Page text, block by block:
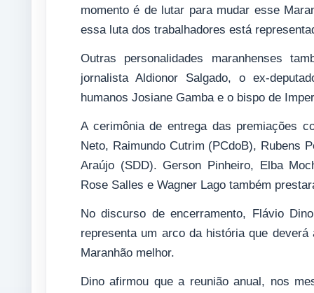
momento é de lutar para mudar esse
essa luta dos trabalhadores está
Outras personalidades maranhenses
jornalista Aldionor Salgado, o ex-
humanos Josiane Gamba e o bispo de
A cerimônia de entrega das premiações
Neto, Raimundo Cutrim (PCdoB), Rubens
Araújo (SDD). Gerson Pinheiro, Elba
Rose Salles e Wagner Lago também
No discurso de encerramento, Flávio
representa um arco da história que
Maranhão melhor.
Dino afirmou que a reunião anual, nos